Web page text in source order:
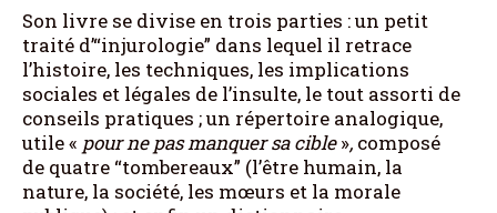
Son livre se divise en trois parties : un petit
traité d’“injurologie” dans lequel il retrace
l’histoire, les techniques, les implications
sociales et légales de l’insulte, le tout assorti de
conseils pratiques ; un répertoire analogique,
utile « pour ne pas manquer sa cible», composé
de quatre “tombereaux” (l’être humain, la
nature, la société, les mœurs et la morale